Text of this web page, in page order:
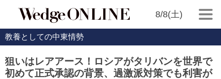
8/8(土)
教養としての中東情勢
狙いはレアアース！ロシアがタリバンを世界で
初めて正式承認の背景、過激派対策でも利害が